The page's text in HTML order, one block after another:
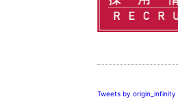
Tweets by origin_infinity